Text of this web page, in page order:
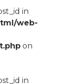
in
web-
on
in